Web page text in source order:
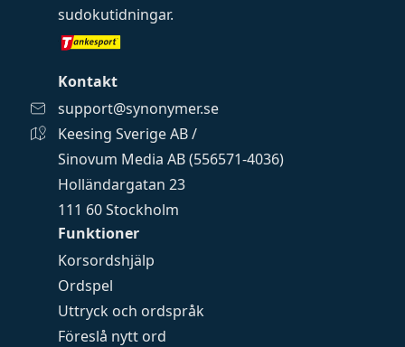
Funktioner
Korsordshjälp
Ordspel
Uttryck och ordspråk
Föreslå nytt ord
sudokutidningar.
Kontakt
support@synonymer.se
Keesing Sverige AB /
Sinovum Media AB (556571-4036)
Holländargatan 23
111 60 Stockholm